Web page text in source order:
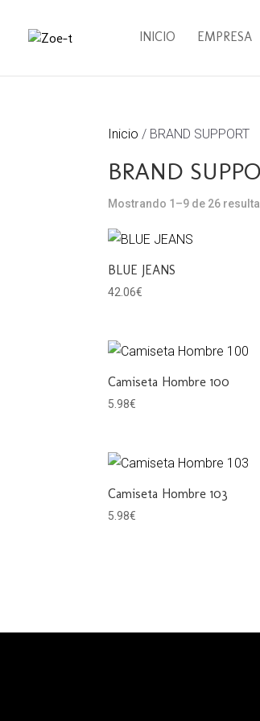
INICIO EMPRESA
Inicio / BRAND SUPPORT
BRAND
Mostrando 1–9 de 26
BLUE JEANS
42.06€
Camiseta Hombre 100
5.98€
Camiseta Hombre 103
5.98€